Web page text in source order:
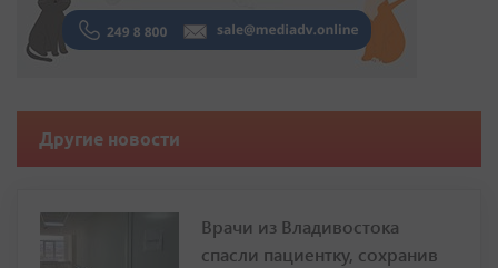
Другие новости
Врачи из Владивостока
спасли пациентку, сохранив